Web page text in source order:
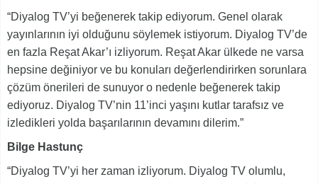
“Diyalog TV’yi beğenerek takip ediyorum. Genel olarak
yayınlarının iyi olduğunu söylemek istiyorum. Diyalog TV’de
en fazla Reşat Akar’ı izliyorum. Reşat Akar ülkede ne varsa
hepsine değiniyor ve bu konuları değerlendirirken sorunlara
çözüm önerileri de sunuyor o nedenle beğenerek takip
ediyoruz. Diyalog TV’nin 11’inci yaşını kutlar tarafsız ve
izledikleri yolda başarılarının devamını dilerim.”
Bilge Hastunç
“Diyalog TV’yi her zaman izliyorum. Diyalog TV olumlu,